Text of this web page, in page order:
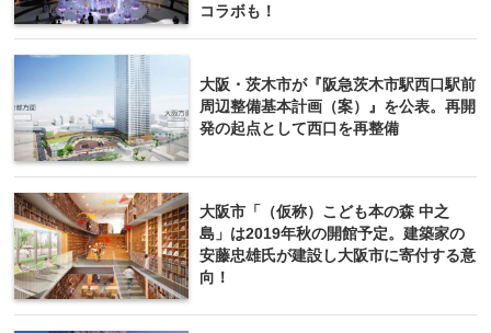
コラボも！
大阪・茨木市が『阪急茨木市駅西口駅前
周辺整備基本計画（案）』を公表。再開
発の起点として西口を再整備
大阪市「（仮称）こども本の森 中之
島」は2019年秋の開館予定。建築家の
安藤忠雄氏が建設し大阪市に寄付する意
向！